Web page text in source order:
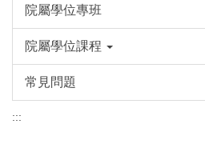
院屬學位專班
院屬學位課程
常見問題
:::